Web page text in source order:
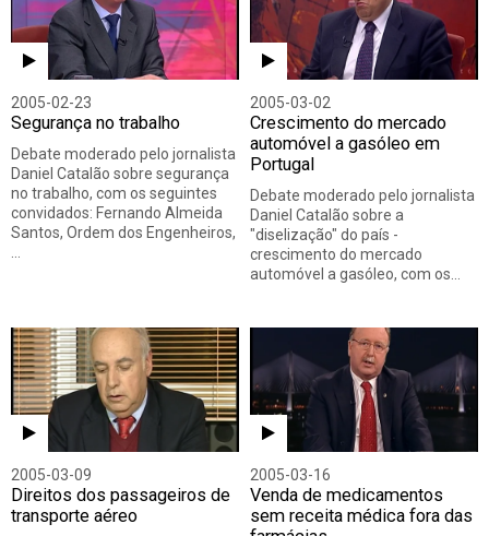
2005-02-23
Segurança no trabalho
Debate moderado pelo jornalista
Daniel Catalão sobre segurança
no trabalho, com os seguintes
convidados: Fernando Almeida
Santos, Ordem dos Engenheiros,
2005-03-02
Crescimento do mercado
automóvel a gasóleo em
Portugal
Debate moderado pelo jornalista
Daniel Catalão sobre a
"diselização" do país -
crescimento do mercado
automóvel a gasóleo, com os…
2005-03-09
Direitos dos passageiros de
transporte aéreo
2005-03-16
Venda de medicamentos
sem receita médica fora das